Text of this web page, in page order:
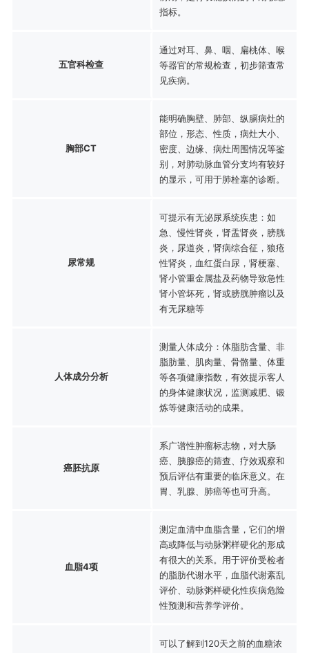
指标。
五官科检查
通过对耳、鼻、咽、扁桃体、喉
等器官的常规检查，初步筛查常
见疾病。
胸部CT
能明确胸壁、肺部、纵膈病灶的
部位，形态、性质，病灶大小、
密度、边缘、病灶周围情况等鉴
别，对肺动脉血管分支均有较好
的显示，可用于肺栓塞的诊断。
尿常规
可提示有无泌尿系统疾患：如
急、慢性肾炎，肾盂肾炎，膀胱
炎，尿道炎，肾病综合征，狼疮
性肾炎，血红蛋白尿，肾梗塞、
肾小管重金属盐及药物导致急性
肾小管坏死，肾或膀胱肿瘤以及
有无尿糖等
人体成分分析
测量人体成分：体脂肪含量、非
脂肪量、肌肉量、骨骼量、体重
等各项健康指数，有效提示客人
的身体健康状况，监测减肥、锻
炼等健康活动的成果。
癌胚抗原
系广谱性肿瘤标志物，对大肠
癌、胰腺癌的筛查、疗效观察和
预后评估有重要的临床意义。在
胃、乳腺、肺癌等也可升高。
血脂4项
测定血清中血脂含量，它们的增
高或降低与动脉粥样硬化的形成
有很大的关系。用于评价受检者
的脂肪代谢水平，血脂代谢紊乱
评价、动脉粥样硬化性疾病危险
性预测和营养学评价。
可以了解到120天之前的血糖浓